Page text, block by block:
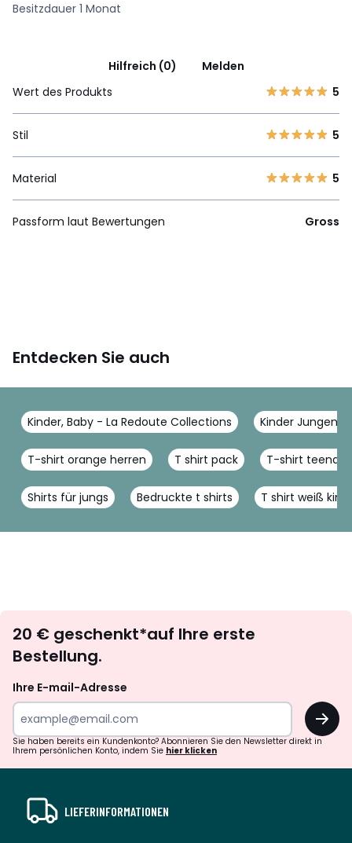
Besitzdauer 1 Monat
Hilfreich (0)
Melden
Wert des Produkts
5
Stil 5
Material 5
Passform laut Bewertungen Gross
Entdecken Sie auch
Kinder, Baby - La Redoute Collections Kinder Jungen -
T-shirt orange herren T shirt pack T-shirt
Shirts für jungs Bedruckte t shirts T shirt weiß
abonnieren
20 € geschenkt*auf Ihre erste
Bestellung.
Ihre E-mail-Adresse
OK
Sie haben bereits ein Kundenkonto? Abonnieren Sie den Newsletter direkt in
Ihrem persönlichen Konto, indem Sie hier klicken
LIEFERINFORMATIONEN